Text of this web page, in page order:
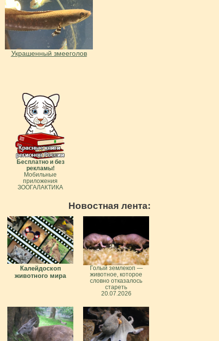
Украшенный змееголов
Бесплатно и без
рекламы!
Мобильные
приложения
ЗООГАЛАКТИКА
Новостная лента:
Калейдоскоп
животного мира
Голый землекоп —
животное, которое
словно отказалось
стареть
20.07.2026